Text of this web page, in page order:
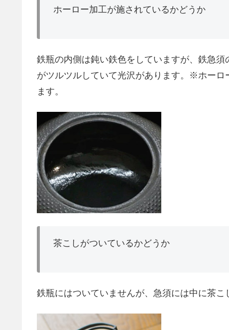
ホーロー加工が施されているかどうか
鉄瓶の内側は鈍い鉄色をしていますが、鉄急
がツルツルしていて光沢があります。※ホーロ
ます。
茶こしがついているかどうか
鉄瓶にはついていませんが、急須には中に茶こ